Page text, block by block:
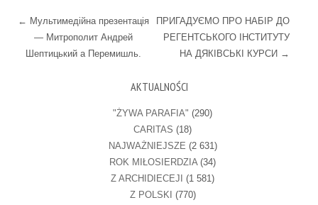
Post navigation
← Мультимедійна презентація
— Митрополит Андрей
Шептицький а Перемишль.
ПРИГАДУЄМО ПРО НАБІР ДО
РЕГЕНТСЬКОГО ІНСТИТУТУ
НА ДЯКІВСЬКІ КУРСИ →
AKTUALNOŚCI
"ŻYWA PARAFIA" (290)
CARITAS (18)
NAJWAŻNIEJSZE (2 631)
ROK MIŁOSIERDZIA(34)
Z ARCHIDIECEJI (1 581)
Z POLSKI (770)